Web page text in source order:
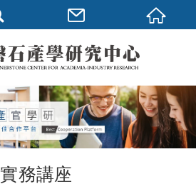
實務講座